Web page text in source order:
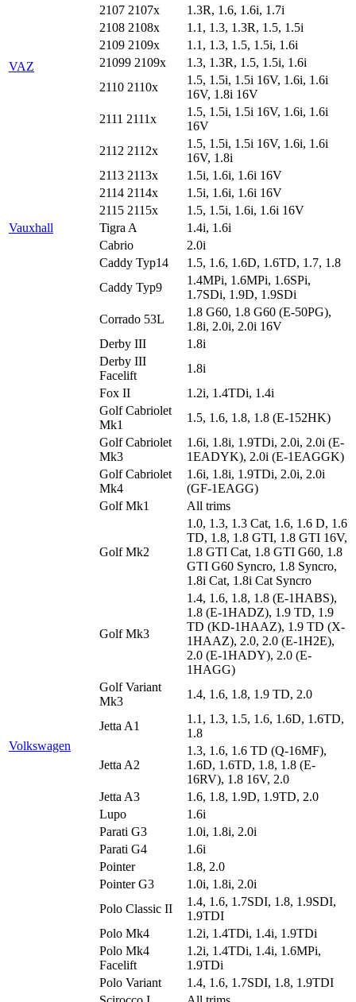
VAZ
2107 2107x
1.3R, 1.6, 1.6i, 1.7i
2108 2108x
1.1, 1.3, 1.3R, 1.5, 1.5i
2109 2109x
1.1, 1.3, 1.5, 1.5i, 1.6i
21099 2109x
1.3, 1.3R, 1.5, 1.5i, 1.6i
2110 2110x
1.5, 1.5i, 1.5i 16V, 1.6i, 1.6i
16V, 1.8i 16V
2111 2111x
1.5, 1.5i, 1.5i 16V, 1.6i, 1.6i
16V
2112 2112x
1.5, 1.5i, 1.5i 16V, 1.6i, 1.6i
16V, 1.8i
2113 2113x
1.5i, 1.6i, 1.6i 16V
2114 2114x
1.5i, 1.6i, 1.6i 16V
2115 2115x
1.5, 1.5i, 1.6i, 1.6i 16V
Vauxhall
Tigra A 1.4i, 1.6i
Volkswagen
Cabrio
2.0i
Caddy Typ14
1.5, 1.6, 1.6D, 1.6TD, 1.7, 1.8
Caddy Typ9
1.4MPi, 1.6MPi, 1.6SPi,
1.7SDi, 1.9D, 1.9SDi
Corrado 53L
1.8 G60, 1.8 G60 (E-50PG),
1.8i, 2.0i, 2.0i 16V
Derby III
1.8i
Derby III
Facelift
1.8i
Fox II
1.2i, 1.4TDi, 1.4i
Golf Cabriolet
Mk1
1.5, 1.6, 1.8, 1.8 (E-152HK)
Golf Cabriolet
Mk3
1.6i, 1.8i, 1.9TDi, 2.0i, 2.0i (E-
1EADYK), 2.0i (E-1EAGGK)
Golf Cabriolet
Mk4
1.6i, 1.8i, 1.9TDi, 2.0i, 2.0i
(GF-1EAGG)
Golf Mk1
All trims
Golf Mk2
1.0, 1.3, 1.3 Cat, 1.6, 1.6 D, 1.6
TD, 1.8, 1.8 GTI, 1.8 GTI 16V,
1.8 GTI Cat, 1.8 GTI G60, 1.8
GTI G60 Syncro, 1.8 Syncro,
1.8i Cat, 1.8i Cat Syncro
Golf Mk3
1.4, 1.6, 1.8, 1.8 (E-1HABS),
1.8 (E-1HADZ), 1.9 TD, 1.9
TD (KD-1HAAZ), 1.9 TD (X-
1HAAZ), 2.0, 2.0 (E-1H2E),
2.0 (E-1HADY), 2.0 (E-
1HAGG)
Golf Variant
Mk3
1.4, 1.6, 1.8, 1.9 TD, 2.0
Jetta A1
1.1, 1.3, 1.5, 1.6, 1.6D, 1.6TD,
1.8
Jetta A2
1.3, 1.6, 1.6 TD (Q-16MF),
1.6D, 1.6TD, 1.8, 1.8 (E-
16RV), 1.8 16V, 2.0
Jetta A3
1.6, 1.8, 1.9D, 1.9TD, 2.0
Lupo
1.6i
Parati G3
1.0i, 1.8i, 2.0i
Parati G4
1.6i
Pointer
1.8, 2.0
Pointer G3
1.0i, 1.8i, 2.0i
Polo Classic II
1.4, 1.6, 1.7SDI, 1.8, 1.9SDI,
1.9TDI
Polo Mk4
1.2i, 1.4TDi, 1.4i, 1.9TDi
Polo Mk4
Facelift
1.2i, 1.4TDi, 1.4i, 1.6MPi,
1.9TDi
Polo Variant
1.4, 1.6, 1.7SDI, 1.8, 1.9TDI